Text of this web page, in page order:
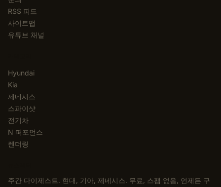
RSS 피드
사이트맵
유튜브 채널
Hyundai
Kia
제네시스
스파이샷
전기차
N 퍼포먼스
렌더링
주간 다이제스트. 현대, 기아, 제네시스. 무료, 스팸 없음, 언제든 구